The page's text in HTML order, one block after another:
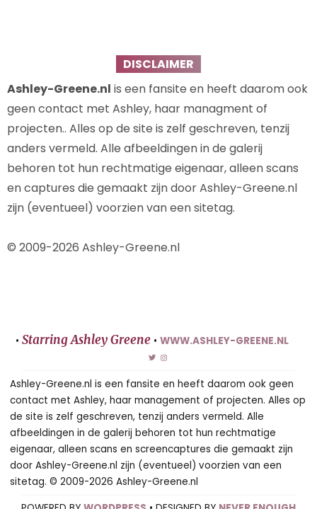
DISCLAIMER
Ashley-Greene.nl is een fansite en heeft daarom ook
geen contact met Ashley, haar managment of
projecten.. Alles op de site is zelf geschreven, tenzij
anders vermeld. Alle afbeeldingen in de galerij
behoren tot hun rechtmatige eigenaar, alleen scans
en captures die gemaakt zijn door Ashley-Greene.nl
zijn (eventueel) voorzien van een sitetag.
© 2009-2026 Ashley-Greene.nl
• Starring Ashley Greene • WWW.ASHLEY-GREENE.NL
Ashley-Greene.nl is een fansite en heeft daarom ook geen
contact met Ashley, haar management of projecten. Alles op
de site is zelf geschreven, tenzij anders vermeld. Alle
afbeeldingen in de galerij behoren tot hun rechtmatige
eigenaar, alleen scans en screencaptures die gemaakt zijn
door Ashley-Greene.nl zijn (eventueel) voorzien van een
sitetag. © 2009-2026 Ashley-Greene.nl